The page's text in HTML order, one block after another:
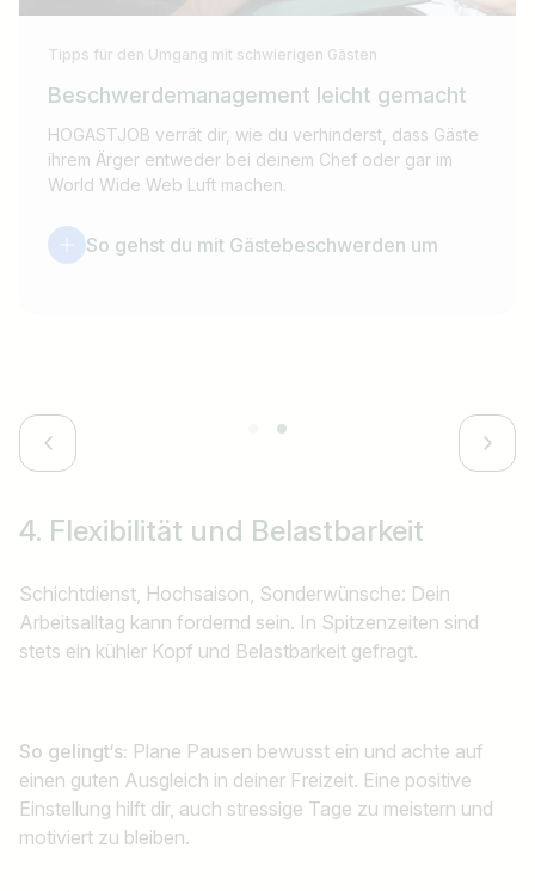
Tipps für den Umgang mit schwierigen Gästen
Beschwerdemanagement leicht gemacht
HOGASTJOB verrät dir, wie du verhinderst, dass Gäste
ihrem Ärger entweder bei deinem Chef oder gar im
World Wide Web Luft machen.
So gehst du mit Gästebeschwerden um
4. Flexibilität und Belastbarkeit
Schichtdienst, Hochsaison, Sonderwünsche: Dein
Arbeitsalltag kann fordernd sein. In Spitzenzeiten sind
stets ein kühler Kopf und Belastbarkeit gefragt.
So gelingt‘s: Plane Pausen bewusst ein und achte auf
einen guten Ausgleich in deiner Freizeit. Eine positive
Einstellung hilft dir, auch stressige Tage zu meistern und
motiviert zu bleiben.